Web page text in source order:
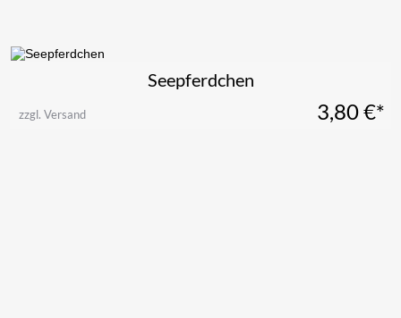
Seepferdchen
zzgl. Versand 3,80€*